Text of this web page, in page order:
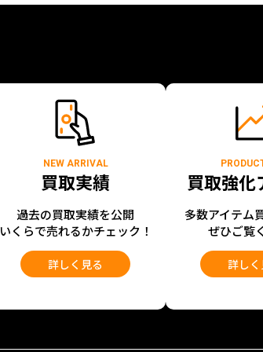
NEW ARRIVAL
買取実績
過去の買取実績を公開
いくらで売れるかチェック！
詳しく見る
買取強化
多数アイテム
ぜひご覧
詳しく